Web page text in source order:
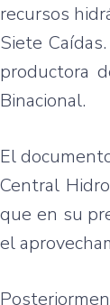
recursos
Siete
productora
Binacional.
El
Central
que en su
el